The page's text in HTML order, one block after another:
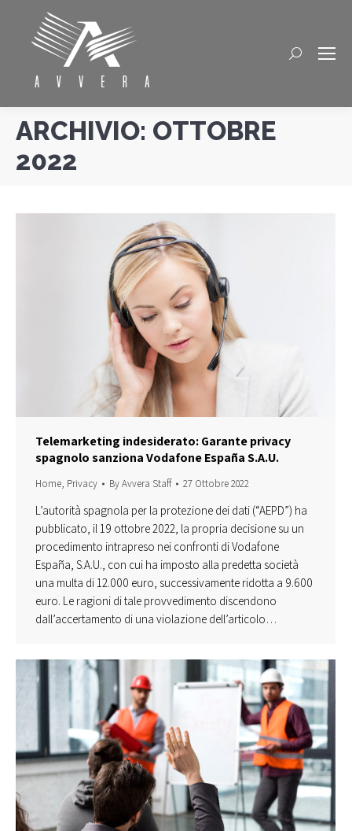
Cerca
ARCHIVIO: OTTOBRE
2022
Telemarketing indesiderato: Garante privacy
spagnolo sanziona Vodafone España S.A.U.
Home, Privacy ByAvvera Staff 27 Ottobre 2022
L’autorità spagnola per la protezione dei dati (“AEPD”) ha
pubblicato, il 19 ottobre 2022, la propria decisione su un
procedimento intrapreso nei confronti di Vodafone
España, S.A.U., con cui ha imposto alla predetta società
una multa di 12.000 euro, successivamente ridotta a 9.600
euro. Le ragioni di tale provvedimento discendono
dall’accertamento di una violazione dell’articolo…